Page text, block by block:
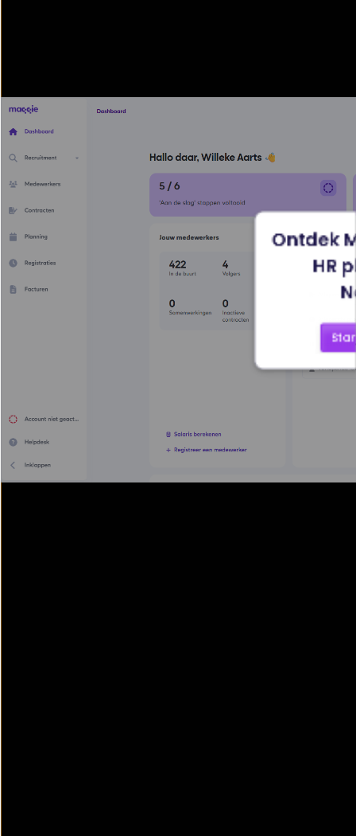
Ontdek
HR